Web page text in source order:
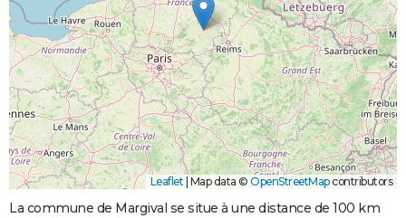
Leaflet Map data © OpenStreetMapcontributors
La commune de Margival se situe à une distance de 100 km